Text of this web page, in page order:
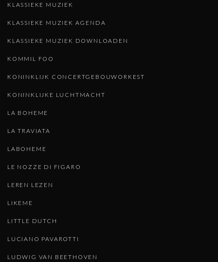
KLASSIEKE MUZIEK
KLASSIEKE MUZIEK AGENDA
KLASSIEKE MUZIEK DOWNLOADEN
KOMMIL FOO
KONINKLIJK CONCERTGEBOUWORKEST
KONINKLIJKE LUCHTMACHT
LA BOHEME
LA TRAVIATA
LABOHEME
LE NOZZE DI FIGARO
LEREN LEZEN
LIKEME
LITTLE DUTCH
LUCIANO PAVAROTTI
LUDWIG VAN BEETHOVEN